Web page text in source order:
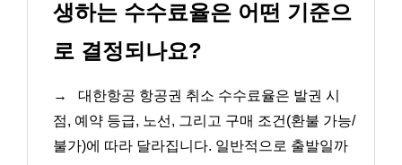
생하는 수수료율은 어떤 기준으
로 결정되나요?
→
대한항공 항공권 취소 수수료율은 발권 시
점, 예약 등급, 노선, 그리고 구매 조건(환불 가능/
불가)에 따라 달라집니다. 일반적으로 출발일까